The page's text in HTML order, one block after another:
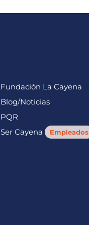
Fundación La Cayena
Blog/Noticias
PQR
Ser Cayena
Empleados